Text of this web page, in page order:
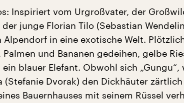
Inspiriert vom Urgroßvater, der
junge Florian Tilo (Sebastian
Alpendorf in eine exotische Welt.
und Bananen gedeihen, gelbe
blauer Elefant. Obwohl sich „Gungu“,
(Stefanie Dvorak) den Dickhäuter
Bauernhauses mit seinem Rüssel